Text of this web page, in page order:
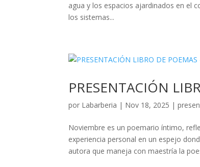
agua y los espacios ajardinados en el
los sistemas...
PRESENTACIÓN
por Labarberia | Nov 18, 2025 |
Noviembre es un poemario íntimo,
experiencia personal en un espejo
autora que maneja con maestría la